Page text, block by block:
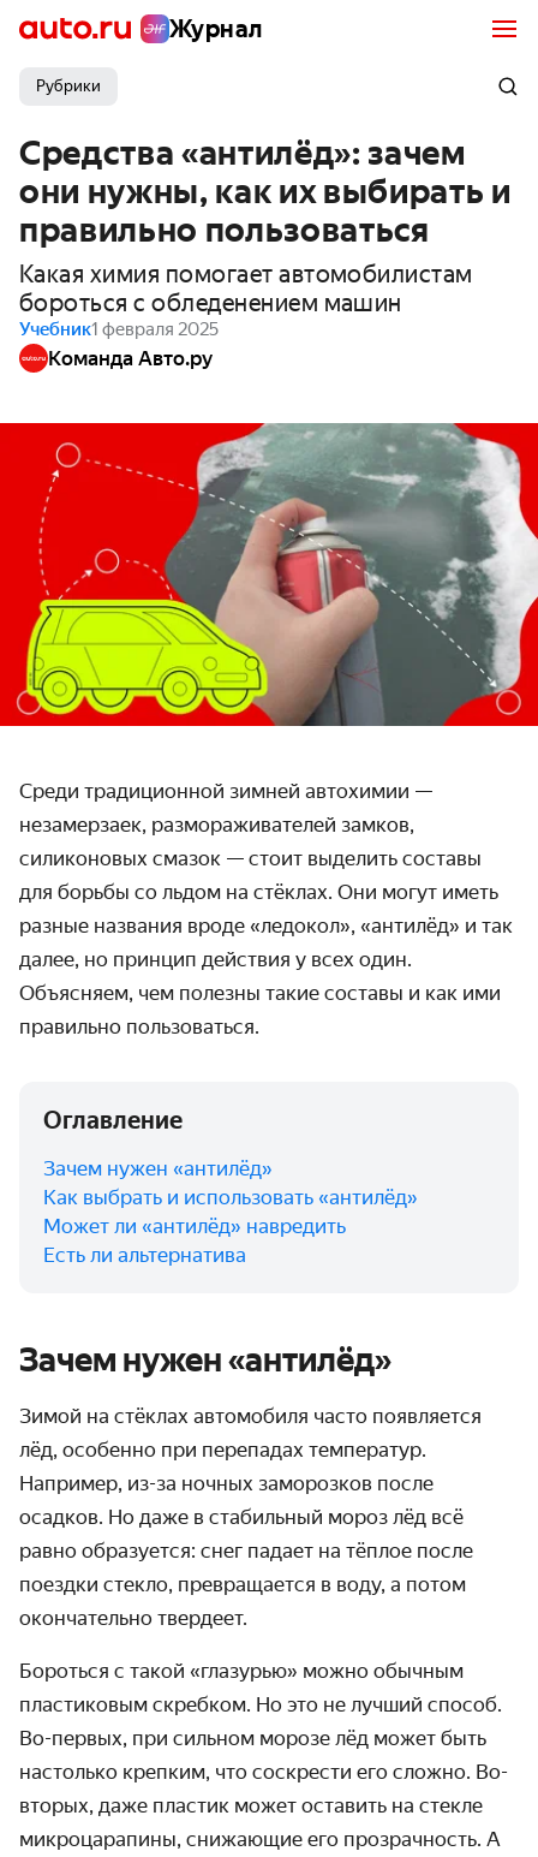
Журнал
Рубрики
Средства «антилёд»: зачем
они нужны, как их выбирать и
правильно пользоваться
Какая химия помогает автомобилистам
бороться с обледенением машин
Учебник1 февраля 2025
Команда Авто.ру
Среди традиционной зимней автохимии —
незамерзаек, размораживателей замков,
силиконовых смазок — стоит выделить составы
для борьбы со льдом на стёклах. Они могут иметь
разные названия вроде «ледокол», «антилёд» и так
далее, но принцип действия у всех один.
Объясняем, чем полезны такие составы и как ими
правильно пользоваться.
Оглавление
Зачем нужен «антилёд»
Как выбрать и использовать «антилёд»
Может ли «антилёд» навредить
Есть ли альтернатива
Зачем нужен «антилёд»
Зимой на стёклах автомобиля часто появляется
лёд, особенно при перепадах температур.
Например, из-за ночных заморозков после
осадков. Но даже в стабильный мороз лёд всё
равно образуется: снег падает на тёплое после
поездки стекло, превращается в воду, а потом
окончательно твердеет.
Бороться с такой «глазурью» можно обычным
пластиковым скребком. Но это не лучший способ.
Во-первых, при сильном морозе лёд может быть
настолько крепким, что соскрести его сложно. Во-
вторых, даже пластик может оставить на стекле
микроцарапины, снижающие его прозрачность. А